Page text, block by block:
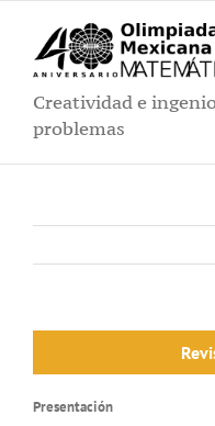
contenido
Creatividad e
problemas
Presentación